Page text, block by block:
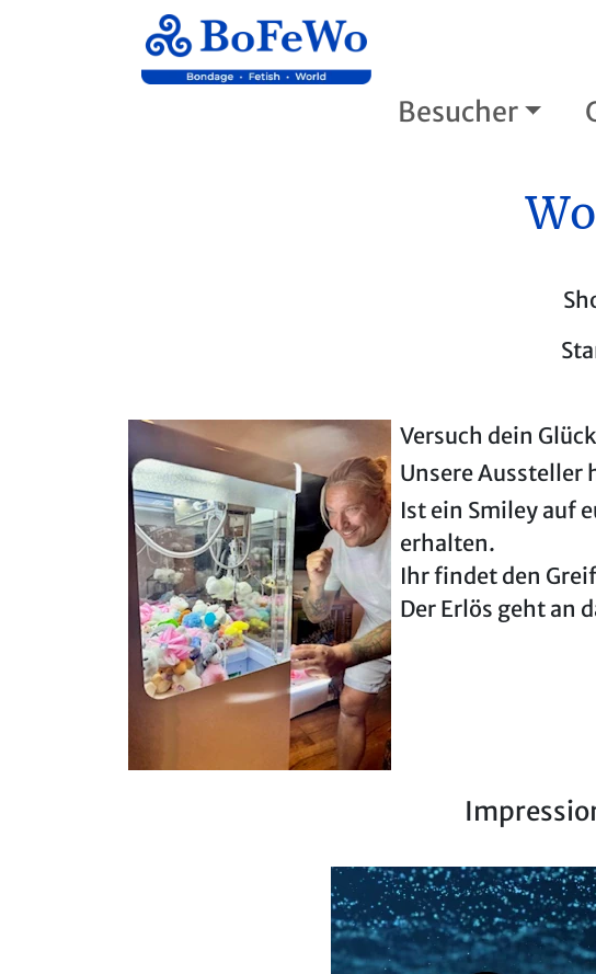
Besucher
Versuch dein
Unsere Aussteller
Ist ein Smiley auf
erhalten.
Ihr findet den
Der Erlös geht an